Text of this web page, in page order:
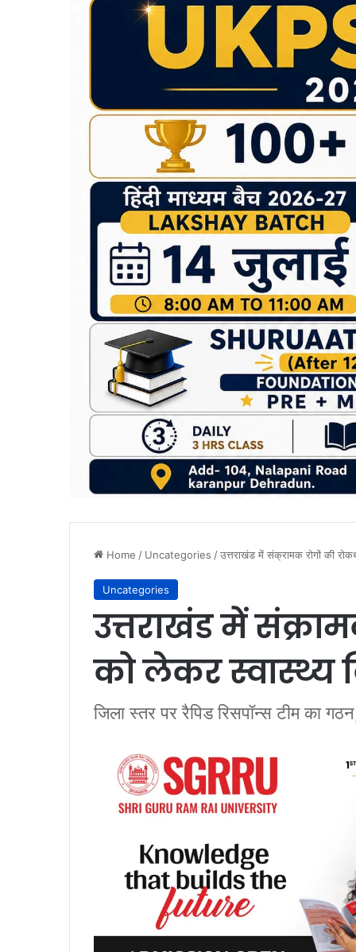
Home / Uncategories /उत्तराखंड में संक्रामक रोगों की
Uncategories
उत्तराखंड में
को लेकर स्वास्थ्य
जिला स्तर पर रैपिड रिसपॉन्स टीम का